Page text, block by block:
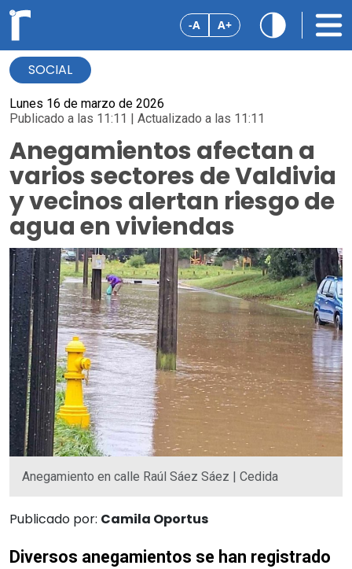
-A A+
SOCIAL
Lunes 16 de marzo de 2026
Publicado a las 11:11 | Actualizado a las 11:11
Anegamientos afectan a
varios sectores de Valdivia
y vecinos alertan riesgo de
agua en viviendas
Anegamiento en calle Raúl Sáez Sáez | Cedida
Publicado por: Camila Oportus
Diversos anegamientos se han registrado